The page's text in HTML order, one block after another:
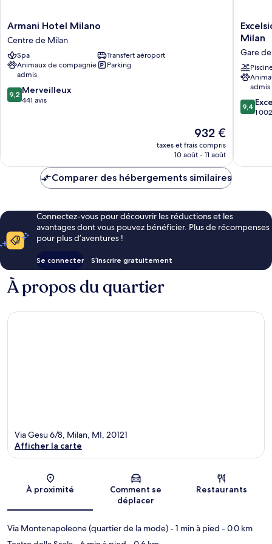
Armani
Hotel
Milano
Centre
de
Milan
Armani Hotel Milano
Centre de Milan
Spa
Transfert aéroport
Animaux de compagnie
admis
Parking
9.2
sur
9,2 Merveilleux
441 avis
Le
nouveau
prix
de
932 €
taxes et frais compris
10 août - 11 août
Hotel
a
Luxury
Hotel,
Milan
Gare
Milan
Gare
admis
9.4
sur
9,4
1
Comparer des hébergements similaires
Connectez-vous pour découvrir les réductions et les
avantages dont vous pouvez bénéficier. Plus de récompenses
pour plus d’aventures !
Se connecter S’inscrire gratuitement
À propos du quartier
Carte
Via Gesu 6/8, Milan, MI, 20121
Afficher la carte
À proximité
Comment se
déplacer
Restaurants
Via Montenapoleone (quartier de la mode)- 1 min à pied - 0.0 km